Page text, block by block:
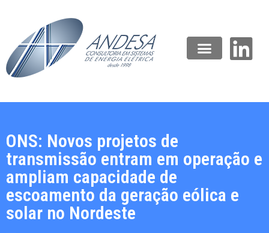
ONS: Novos projetos de
transmissão entram em operação e
ampliam capacidade de
escoamento da geração eólica e
solar no Nordeste